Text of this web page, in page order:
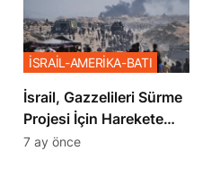
İsrail, Gazzelileri Sürme
Projesi İçin Harekete
Geçti
İSRAİL-AMERİKA-BATI
7 ay önce